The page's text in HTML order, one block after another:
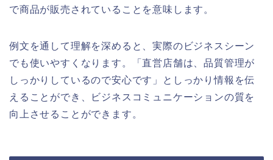
で商品が販売されていることを意味します。
例文を通して理解を深めると、実際のビジネスシーン
でも使いやすくなります。「直営店舗は、品質管理が
しっかりしているので安心です」としっかり情報を伝
えることができ、ビジネスコミュニケーションの質を
向上させることができます。